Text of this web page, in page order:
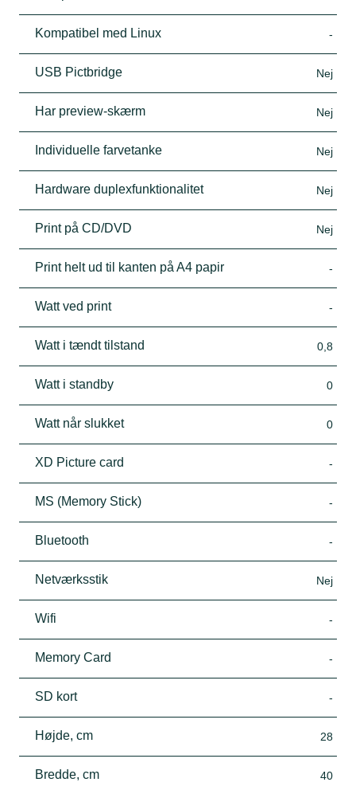
Kompatibel med Linux -
USB Pictbridge Nej
Har preview-skærm Nej
Individuelle farvetanke Nej
Hardware duplexfunktionalitet Nej
Print på CD/DVD Nej
Print helt ud til kanten på A4 papir -
Watt ved print -
Watt i tændt tilstand 0,8
Watt i standby 0
Watt når slukket 0
XD Picture card -
MS (Memory Stick) -
Bluetooth -
Netværksstik Nej
Wifi -
Memory Card -
SD kort -
Højde, cm 28
Bredde, cm 40